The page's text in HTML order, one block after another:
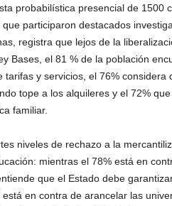
probabilística presencial de 1500
participaron destacados
registra que lejos de la
Bases, el 81 % de la población
tarifas y servicios, el 76% considera
tope a los alquileres y el 72%
familiar.
niveles de rechazo a la
mientras el 78% está en
que el Estado debe
en contra de arancelar las